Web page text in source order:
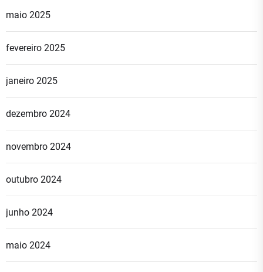
maio 2025
fevereiro 2025
janeiro 2025
dezembro 2024
novembro 2024
outubro 2024
junho 2024
maio 2024